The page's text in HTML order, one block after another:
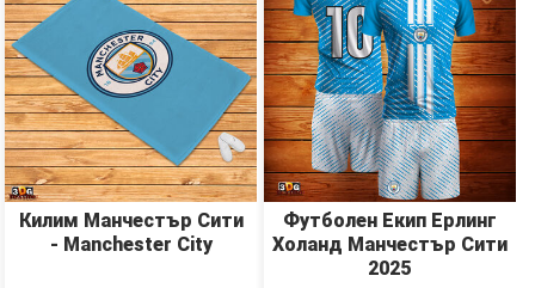
Килим Манчестър Сити
- Manchester City
Футболен Екип Ерлинг
Холанд Манчестър Сити
2025